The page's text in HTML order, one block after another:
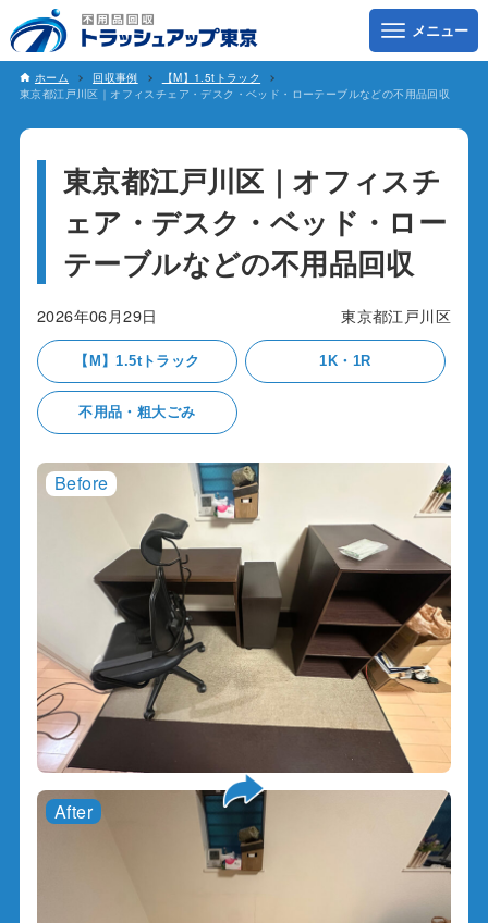
ホーム 回収事例
【M】1.5tトラック
東京都江戸川区｜オフィスチェア・デスク・ベッド・ローテーブルなどの不用品回収
東京都江戸川区｜オフィスチ
ェア・デスク・ベッド・ロー
テーブルなどの不用品回収
2026年06月29日 東京都江戸川区
【M】1.5tトラック 1K・1R
不用品・粗大ごみ